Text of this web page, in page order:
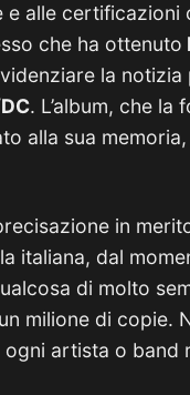
e alle
che ha ottenuto
la
. L’album, che
alla sua
in
italiana, dal
di molto
milione di copie.
artista o band